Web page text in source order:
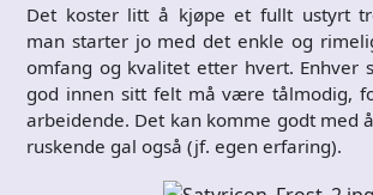
Det koster litt å kjøpe et fullt ustyrt
man starter jo med det enkle og
omfang og kvalitet etter hvert. Enhver
god innen sitt felt må være tålmodig,
arbeidende. Det kan komme godt med
ruskende gal også (jf. egen erfaring).